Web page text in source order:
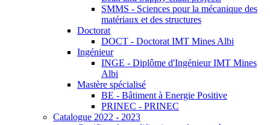
SMMS - Sciences pour la mécanique des
matériaux et des structures
Doctorat
DOCT - Doctorat IMT Mines Albi
Ingénieur
INGE - Diplôme d'Ingénieur IMT Mines
Albi
Mastère spécialisé
BE - Bâtiment à Energie Positive
PRINEC - PRINEC
Catalogue 2022 - 2023